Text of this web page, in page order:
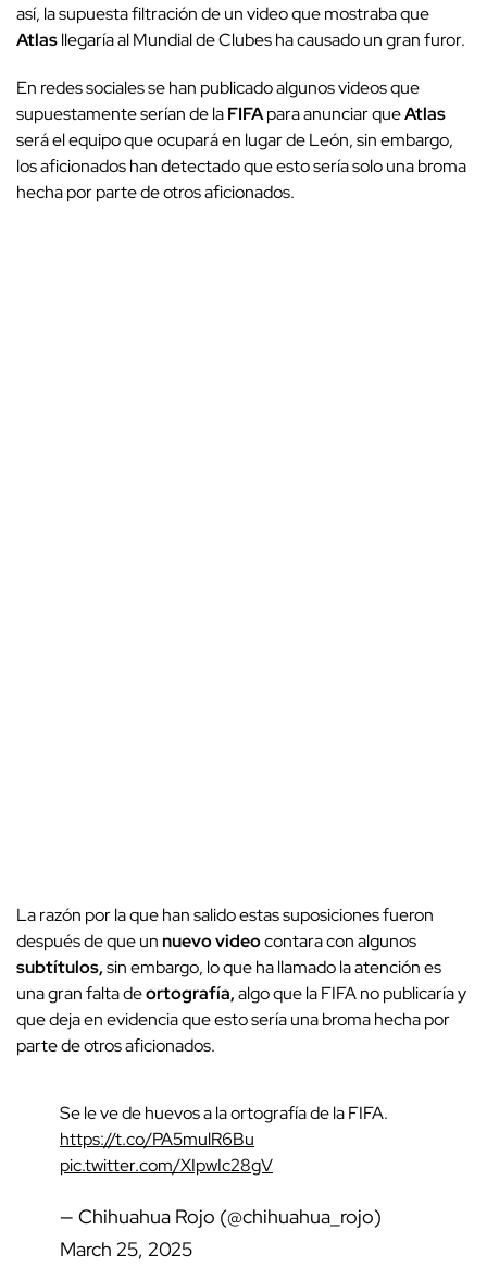
así, la supuesta filtración de un video que mostraba que
Atlasllegaría al Mundial de Clubes ha causado un gran furor.
En redes sociales se han publicado algunos videos que
supuestamente serían de laFIFApara anunciar queAtlas
será el equipo que ocupará en lugar de León, sin embargo,
los aficionados han detectado que esto sería solo una broma
hecha por parte de otros aficionados.
La razón por la que han salido estas suposiciones fueron
después de que unnuevo videocontara con algunos
subtítulos,sin embargo, lo que ha llamado la atención es
una gran falta deortografía,algo que la FIFA no publicaría y
que deja en evidencia que esto sería una broma hecha por
parte de otros aficionados.
Se le ve de huevos a la ortografía de la FIFA.
https://t.co/PA5mulR6Bu
pic.twitter.com/XIpwIc28gV
— Chihuahua Rojo (@chihuahua_rojo)
March 25, 2025